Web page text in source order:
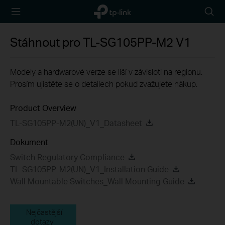
TP-Link,
Reliably
icon
Stáhnout proTL-SG105PP-M2 V1
Modely a hardwarové verze se liší v závisloti na regionu.
Prosím ujistěte se o detailech pokud zvažujete nákup.
Product Overview
TL-SG105PP-M2(UN)_V1_Datasheet
Dokument
Switch Regulatory Compliance
TL-SG105PP-M2(UN)_V1_Installation Guide
Wall Mountable Switches_Wall Mounting Guide
Nejčastější
dotazy